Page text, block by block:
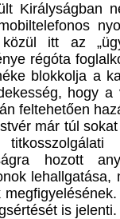
Királyságban
közül itt az
régóta
blokkolja a
hogy
feltehetően
már túl
hozott
is jelenti.